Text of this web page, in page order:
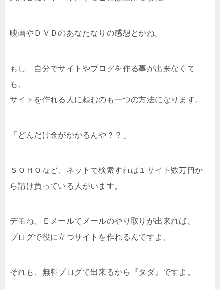
映画やＤＶＤのあなたなりの感想とかね。
もし、自分でサイトやブログを作る事が出来なくて
も、
サイトを作れる人に頼むのも一つの方法になります。
「どんだけ金がかかるんや？？」
ＳＯＨＯなど、ネットで検索すれば１サイト数万円か
ら請け負っている人がいます。
デモね、Ｅメールでメールのやり取りが出来れば、
ブログで役に立つサイトを作れるんですよ。
それも、無料ブログで出来るから『タダ』ですよ。